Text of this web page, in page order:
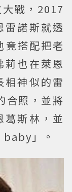
戰，2017
雷諾斯就透
竟搭配把老
莉也在萊恩
相神似的雷
合照，並將
葛斯林，並
」。